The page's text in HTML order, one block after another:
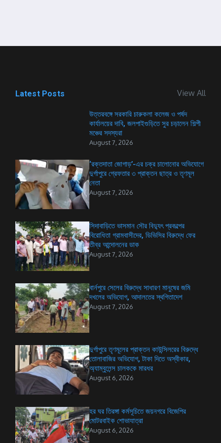
Latest Posts View All
উত্তরবঙ্গে সরকারি চারুকলা কলেজ ও পর্ষদ
কার্যালয়ের দাবি, জলপাইগুড়িতে সুর চড়ালেন শিল্পী
মঞ্চের সদস্যরা
August 7, 2026
‘রক্তদাতা জোগাড়’-এর চক্র চালোনোর অভিযোগে
দুর্গাপুরে গ্রেফতার ৩ প্রাক্তন ছাত্র ও তৃণমূল
নেতা
August 7, 2026
সিদাবাড়িতে ভাসমান সৌর বিদ্যুৎ প্রকল্পের
বিরোধিতা গ্রামবাসীদের, ডিভিসির বিরুদ্ধে ফের
তীব্র আন্দোলনের ডাক
August 7, 2026
বার্নপুরে সেলের বিরুদ্ধে সাধারণ মানুষের জমি
দখলের অভিযোগ, আদালতের স্থগিতাদেশ
August 7, 2026
দুর্গাপুরে তৃণমূলের প্রাক্তন কাউন্সিলরের বিরুদ্ধে
তোলাবাজির অভিযোগ, টাকা দিতে অস্বীকার,
অ্যাম্বুলেন্স চালককে মারধর
August 6, 2026
হর ঘর তিরঙ্গা কর্মসূচিতে জয়নগরে বিজেপির
মোটরবাইক শোভাযাত্রা
August 6, 2026